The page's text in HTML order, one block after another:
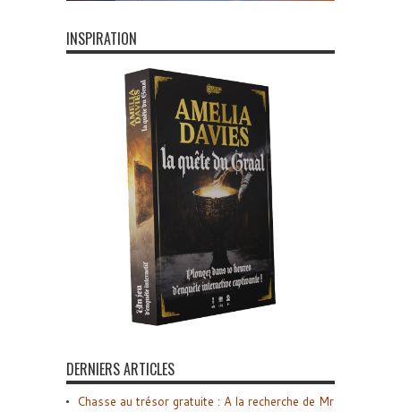
INSPIRATION
DERNIERS ARTICLES
Chasse au trésor gratuite : A la recherche de Mr